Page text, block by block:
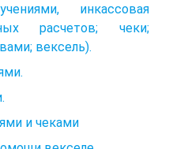
инкассовая
расчетов; чеки;
вексель).
и чеками